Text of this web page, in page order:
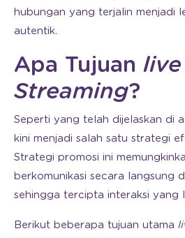
hubungan yang terjalin menjadi
autentik.
Apa Tujuan live
Streaming?
Seperti yang telah dijelaskan di
kini menjadi salah satu strategi
Strategi promosi ini
berkomunikasi secara langsung
sehingga tercipta interaksi yang
Berikut beberapa tujuan utama